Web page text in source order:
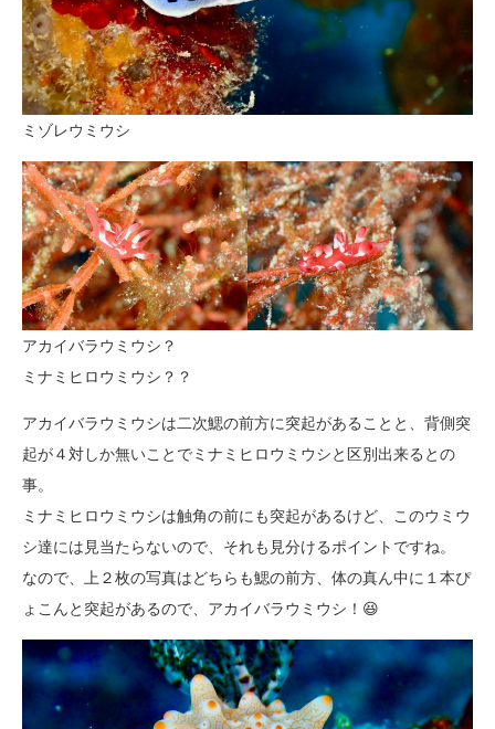
ミゾレウミウシ
アカイバラウミウシ？
ミナミヒロウミウシ？？
アカイバラウミウシは二次鰓の前方に突起があることと、背側突
起が４対しか無いことでミナミヒロウミウシと区別出来るとの
事。
ミナミヒロウミウシは触角の前にも突起があるけど、このウミウ
シ達には見当たらないので、それも見分けるポイントですね。
なので、上２枚の写真はどちらも鰓の前方、体の真ん中に１本ぴ
ょこんと突起があるので、アカイバラウミウシ！😆